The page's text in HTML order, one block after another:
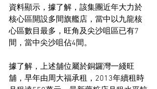
資料顯示，據了解，該集團近年大力於
核心區開設多間旗艦店，當中以九龍核
心區數目最多，旺角及尖沙咀區已有7
間，當中尖沙咀佔4間。
據了解，上述舖位屬於銅鑼灣一綫旺
舖，早年由周大福承租，2013年續租時